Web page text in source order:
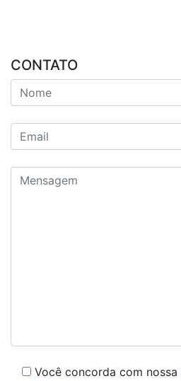
CONTATO
Você concorda com nossa